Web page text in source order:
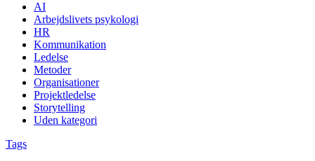
AI
Arbejdslivets psykologi
HR
Kommunikation
Ledelse
Metoder
Organisationer
Projektledelse
Storytelling
Uden kategori
Tags